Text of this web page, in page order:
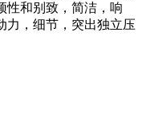
性和别致，简洁，响
力，细节，突出独立压